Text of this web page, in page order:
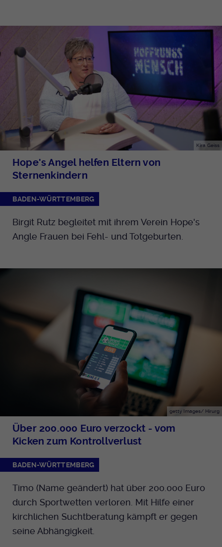
Kira Geiss
Hope's Angel helfen Eltern von
Sternenkindern
BADEN-WÜRTTEMBERG
Birgit Rutz begleitet mit ihrem Verein Hope's
Angle Frauen bei Fehl- und Totgeburten.
getty Images/ Hirurg
Über 200.000 Euro verzockt - vom
Kicken zum Kontrollverlust
BADEN-WÜRTTEMBERG
Timo (Name geändert) hat über 200.000 Euro
durch Sportwetten verloren. Mit Hilfe einer
kirchlichen Suchtberatung kämpft er gegen
seine Abhängigkeit.